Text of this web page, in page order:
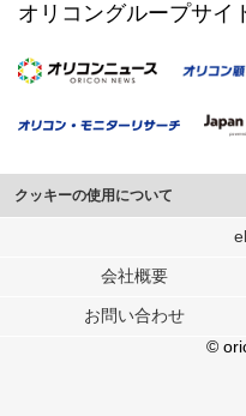
オリコングループサイ
クッキーの使用について
このサイトでは Cookie を使用し
行っています。
メディアや広告配信、データ解析
各パートナーは、この情報とユー
ユーザーが各パートナーのサービ
会社概要
お問い合わせ
©